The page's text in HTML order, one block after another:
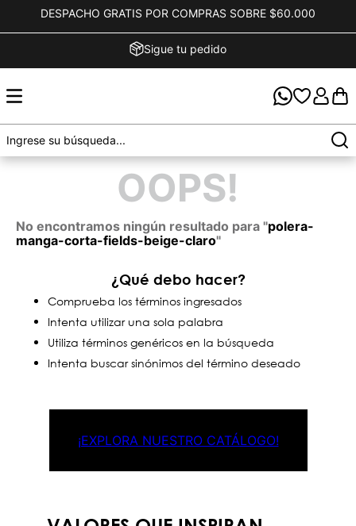
DESPACHO GRATIS POR COMPRAS SOBRE $60.000
Sigue tu pedido
OOPS!
No encontramos ningún resultado para "polera-
manga-corta-fields-beige-claro"
¿Qué debo hacer?
Comprueba los términos ingresados
Intenta utilizar una sola palabra
Utiliza términos genéricos en la búsqueda
Intenta buscar sinónimos del término deseado
¡EXPLORA NUESTRO CATÁLOGO!